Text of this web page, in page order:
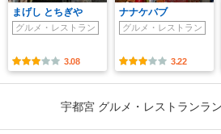
まげし とちぎや
グルメ・レストラン
3.08
ナナケバブ
グルメ・レストラン
3.22
宇都宮 グルメ・レストランラ